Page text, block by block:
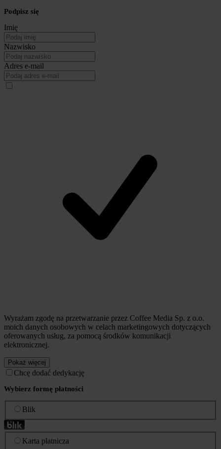
Podpisz się
Imię
Nazwisko
Adres e-mail
Wyrażam zgodę na przetwarzanie przez Coffee Media Sp. z o.o.
moich danych osobowych w celach marketingowych dotyczących
oferowanych usług, za pomocą środków komunikacji
elektronicznej.
Pokaż więcej
Chcę dodać dedykację
Wybierz formę płatności
Blik
Karta płatnicza